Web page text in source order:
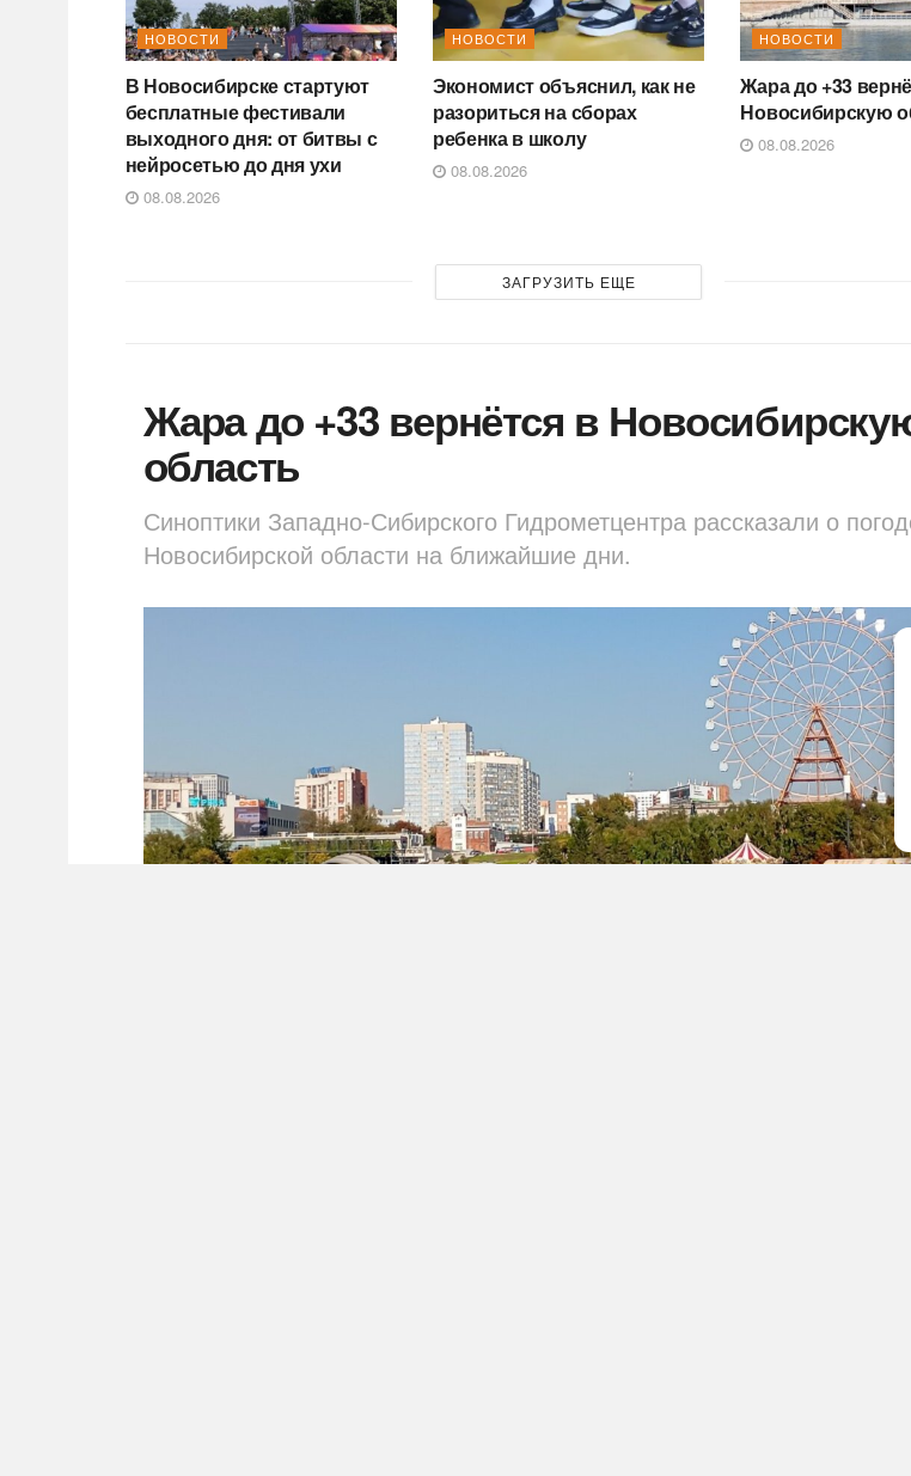
НОВОСТИ
В Новосибирске стартуют
бесплатные фестивали
выходного дня: от битвы с
нейросетью до дня ухи
08.08.2026
НОВОСТИ
Экономист объяснил, как не
разориться на сборах
ребенка в школу
08.08.2026
НОВОСТИ
Жара до +33
Новосибирскую
08.08.2026
ЗАГРУЗИТЬ ЕЩЕ
Жара до +33 вернётся в
область
Синоптики Западно-Сибирского Гидрометцентра рассказали о
Новосибирской области на ближайшие дни.